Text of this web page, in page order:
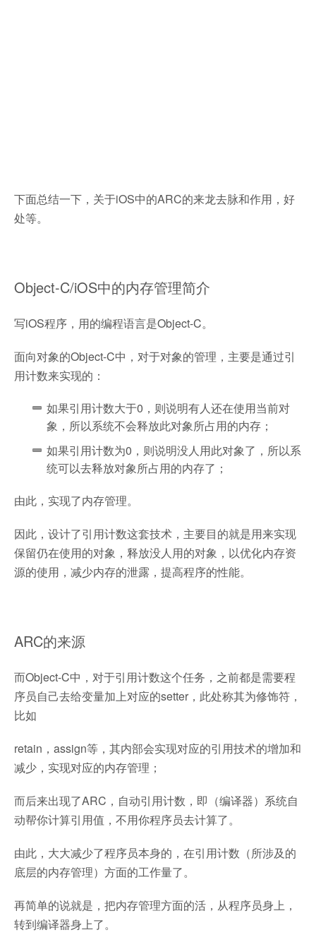
下面总结一下，关于iOS中的ARC的来龙去脉和作用，好
处等。
Object-C/iOS中的内存管理简介
写iOS程序，用的编程语言是Object-C。
面向对象的Object-C中，对于对象的管理，主要是通过引
用计数来实现的：
如果引用计数大于0，则说明有人还在使用当前对
象，所以系统不会释放此对象所占用的内存；
如果引用计数为0，则说明没人用此对象了，所以系
统可以去释放对象所占用的内存了；
由此，实现了内存管理。
因此，设计了引用计数这套技术，主要目的就是用来实现
保留仍在使用的对象，释放没人用的对象，以优化内存资
源的使用，减少内存的泄露，提高程序的性能。
ARC的来源
而Object-C中，对于引用计数这个任务，之前都是需要程
序员自己去给变量加上对应的setter，此处称其为修饰符，
比如
retain，assign等，其内部会实现对应的引用技术的增加和
减少，实现对应的内存管理；
而后来出现了ARC，自动引用计数，即（编译器）系统自
动帮你计算引用值，不用你程序员去计算了。
由此，大大减少了程序员本身的，在引用计数（所涉及的
底层的内存管理）方面的工作量了。
再简单的说就是，把内存管理方面的活，从程序员身上，
转到编译器身上了。